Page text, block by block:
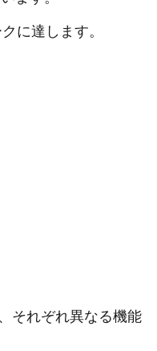
に達します。
それぞれ異なる機能